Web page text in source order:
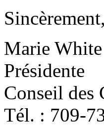
Sincèrement,
Marie White
Présidente
Conseil des
Tél. : 709-